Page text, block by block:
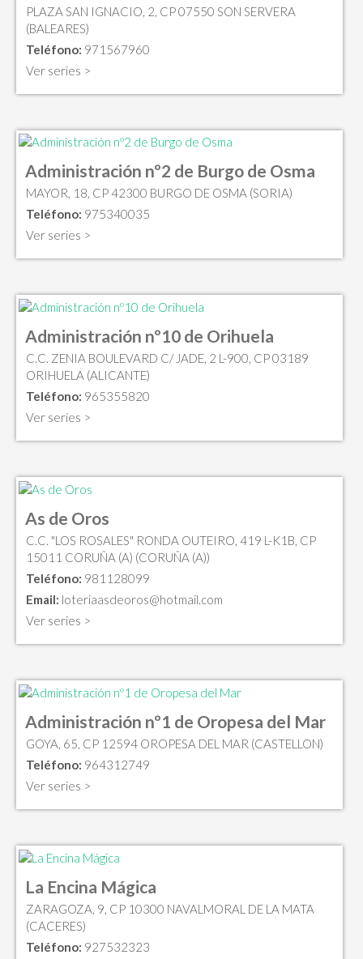
PLAZA SAN IGNACIO, 2, CP 07550 SON SERVERA
(BALEARES)
Teléfono: 971567960
Ver series >
Administración nº2 de Burgo de Osma
MAYOR, 18, CP 42300 BURGO DE OSMA (SORIA)
Teléfono: 975340035
Ver series >
Administración nº10 de Orihuela
C.C. ZENIA BOULEVARD C/ JADE, 2 L-900, CP 03189
ORIHUELA (ALICANTE)
Teléfono: 965355820
Ver series >
As de Oros
C.C. "LOS ROSALES" RONDA OUTEIRO, 419 L-K1B, CP
15011 CORUÑA (A) (CORUÑA (A))
Teléfono: 981128099
Email: loteriaasdeoros@hotmail.com
Ver series >
Administración nº1 de Oropesa del Mar
GOYA, 65, CP 12594 OROPESA DEL MAR (CASTELLON)
Teléfono: 964312749
Ver series >
La Encina Mágica
ZARAGOZA, 9, CP 10300 NAVALMORAL DE LA MATA
(CACERES)
Teléfono: 927532323